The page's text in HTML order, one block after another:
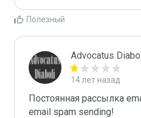
Полезный
Advocatus
14 лет назад
Постоянная рассылка
email spam sending!